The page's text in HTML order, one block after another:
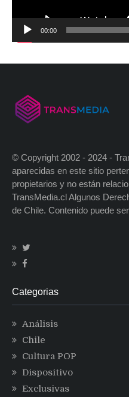
00:00
© Copyright 2002 - 2024 -
aparecidas en este sitio
propietarios y no están
TransMedia.cl Algunos
de Chile. Contenido puede
Categorias
Análisis
Chile
Cultura POP
Dispositivo
Exclusivas